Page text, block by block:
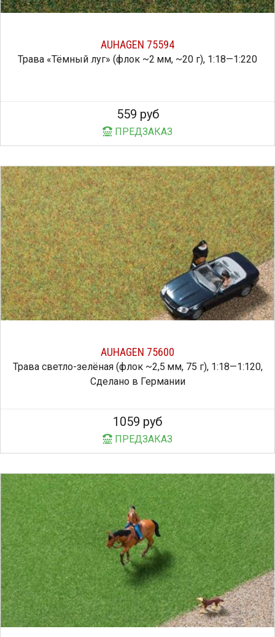
AUHAGEN 75594
Трава «Тёмный луг» (флок ~2 мм, ~20 г), 1:18—1:220
559 руб
ПРЕДЗАКАЗ
AUHAGEN 75600
Трава светло-зелёная (флок ~2,5 мм, 75 г), 1:18—1:120,
Сделано в Германии
1059 руб
ПРЕДЗАКАЗ